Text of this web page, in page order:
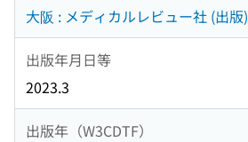
大阪 : メディカルレビュー社 (出版)
出版年月日等
2023.3
出版年（W3CDTF）